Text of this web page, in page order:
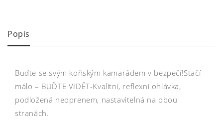
Popis
Buďte se svým koňským kamarádem v bezpečí!Stačí
málo – BUĎTE VIDĚT-Kvalitní, reflexní ohlávka,
podložená neoprenem, nastavitelná na obou
stranách.